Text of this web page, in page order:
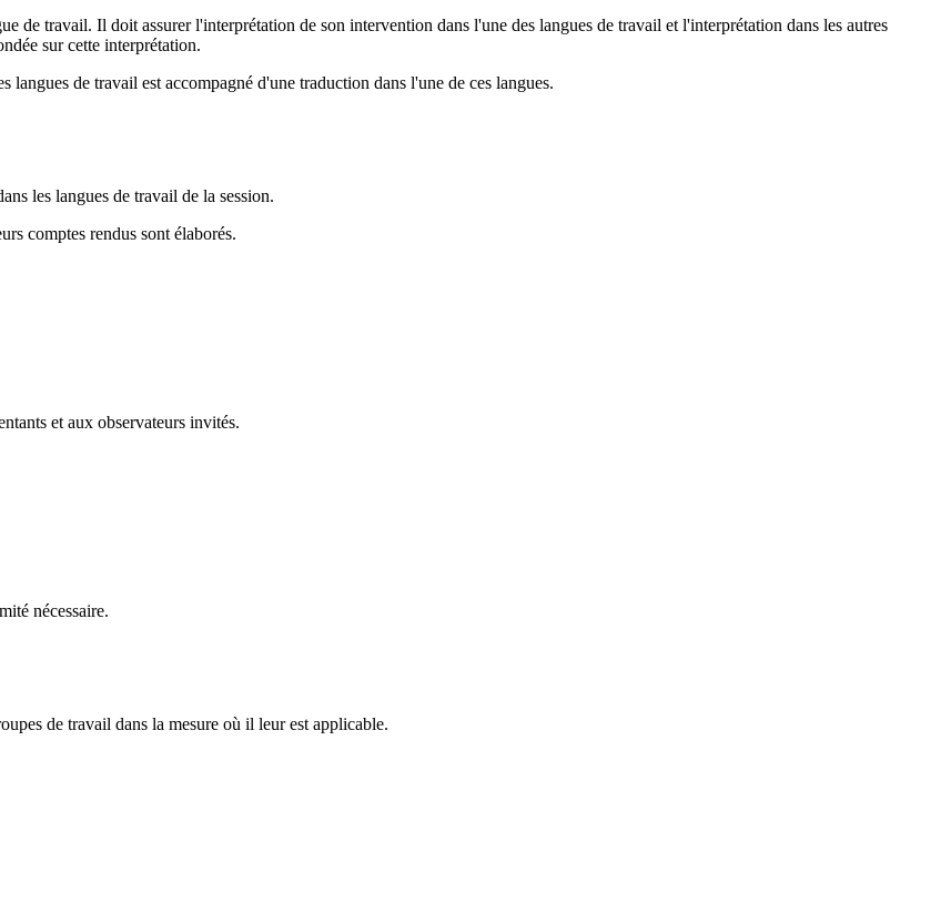
de travail. Il doit assurer l'interprétation de son intervention dans l'une des langues de travail et l'interprétation dans les autres
sur cette interprétation.
de travail est accompagné d'une traduction dans l'une de ces langues.
les langues de travail de la session.
comptes rendus sont élaborés.
et aux observateurs invités.
nécessaire.
de travail dans la mesure où il leur est applicable.